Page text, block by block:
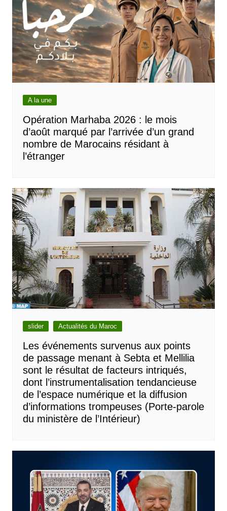
A la une
Opération Marhaba 2026 : le mois
d’août marqué par l’arrivée d’un grand
nombre de Marocains résidant à
l’étranger
slider Actualités du Maroc
Les événements survenus aux points
de passage menant à Sebta et Mellilia
sont le résultat de facteurs intriqués,
dont l’instrumentalisation tendancieuse
de l’espace numérique et la diffusion
d’informations trompeuses (Porte-parole
du ministère de l’Intérieur)